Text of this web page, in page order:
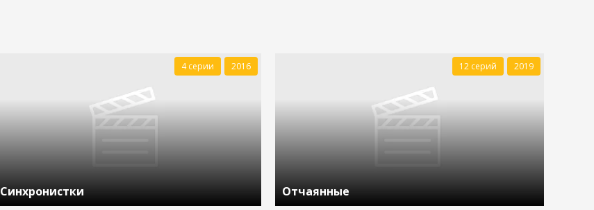
Синхронистки
4 серии 2016
Отчаянные
12 серий 2019